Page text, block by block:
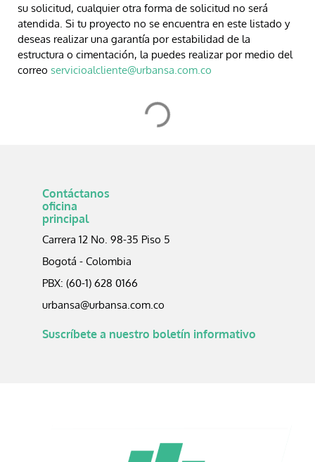
su solicitud, cualquier otra forma de solicitud no será
atendida. Si tu proyecto no se encuentra en este listado y
deseas realizar una garantía por estabilidad de la
estructura o cimentación, la puedes realizar por medio del
correo servicioalcliente@urbansa.com.co
Contáctanos
oficina
principal
Carrera 12 No. 98-35 Piso 5
Bogotá - Colombia
PBX: (60-1) 628 0166
urbansa@urbansa.com.co
Suscríbete a nuestro boletín informativo​